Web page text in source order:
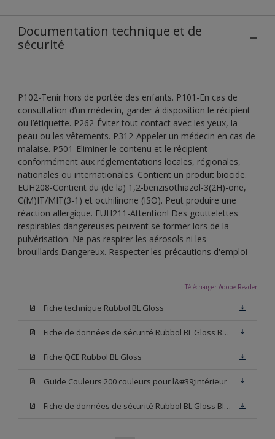
Documentation technique et de
sécurité
P102-Tenir hors de portée des enfants. P101-En cas de
consultation d’un médecin, garder à disposition le récipient
ou l’étiquette. P262-Éviter tout contact avec les yeux, la
peau ou les vêtements. P312-Appeler un médecin en cas de
malaise. P501-Eliminer le contenu et le récipient
conformément aux réglementations locales, régionales,
nationales ou internationales. Contient un produit biocide.
EUH208-Contient du (de la) 1,2-benzisothiazol-3(2H)-one,
C(M)IT/MIT(3-1) et octhilinone (ISO). Peut produire une
réaction allergique. EUH211-Attention! Des gouttelettes
respirables dangereuses peuvent se former lors de la
pulvérisation. Ne pas respirer les aérosols ni les
brouillards.Dangereux. Respecter les précautions d'emploi
Télécharger Adobe Reader
Fiche technique Rubbol BL Gloss
Fiche de données de sécurité Rubbol BL Gloss Base N00
Fiche QCE Rubbol BL Gloss
Guide Couleurs 200 couleurs pour l&#39;intérieur
Fiche de données de sécurité Rubbol BL Gloss Blanc